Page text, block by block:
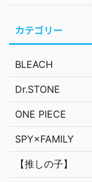
カテゴリー
BLEACH
Dr.STONE
ONE PIECE
SPY×FAMILY
【推しの子】